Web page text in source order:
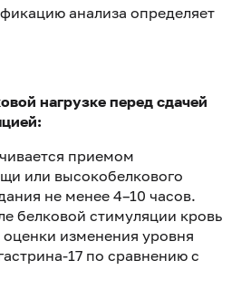
анализа определяет
нагрузке перед сдачей
приемом
или высокобелкового
не менее 4–10 часов.
белковой стимуляции кровь
изменения уровня
17 по сравнению с